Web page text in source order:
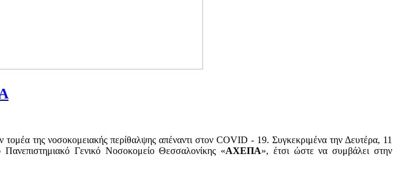
της νοσοκομειακής περίθαλψης απέναντι στον COVID - 19. Συγκεκριμένα την Δευτέρα, 11
Γενικό Νοσοκομείο Θεσσαλονίκης «ΑΧΕΠΑ», έτσι ώστε να συμβάλει στην